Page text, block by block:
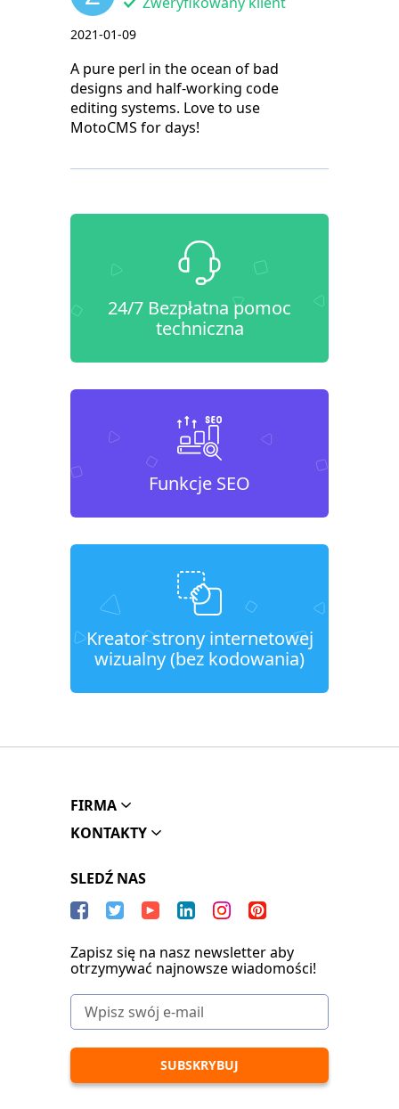
2021-01-09
A pure perl in the ocean of bad
designs and half-working code
editing systems. Love to use
MotoCMS for days!
24/7 Bezpłatna pomoc
techniczna
Funkcje SEO
Kreator strony internetowej
wizualny (bez kodowania)
FIRMA
KONTAKTY
SLEDŹ NAS
Zapisz się na nasz newsletter aby
otrzymywać najnowsze wiadomości!